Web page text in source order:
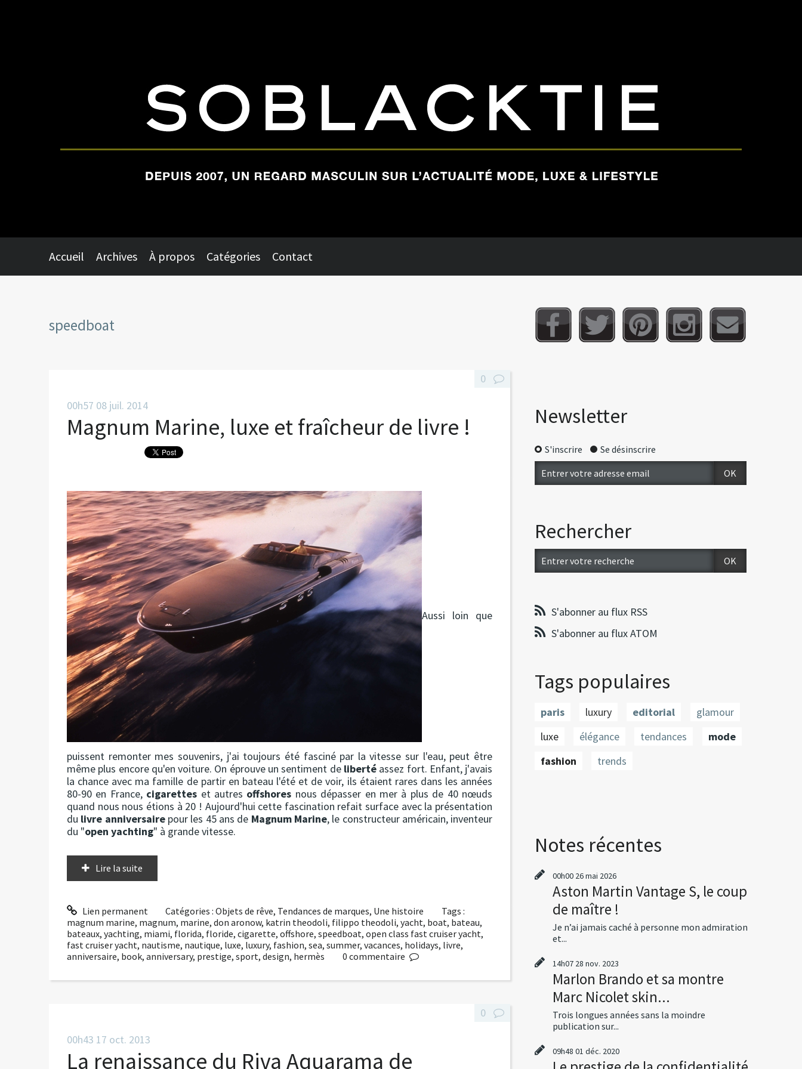
Accueil Archives À propos Catégories Contact
speedboat
00h57 08 juil. 2014
Magnum Marine, luxe et fraîcheur de livre !
Aussi loin que
puissent remonter mes souvenirs, j'ai toujours été fasciné par la vitesse sur l'eau, peut être
même plus encore qu'en voiture. On éprouve un sentiment de libertéassez fort. Enfant, j'avais
la chance avec ma famille de partir en bateau l'été et de voir, ils étaient rares dans les années
80-90 en France, cigarettes et autres offshores nous dépasser en mer à plus de 40 nœuds
quand nous nous étions à 20 ! Aujourd'hui cette fascination refait surface avec la présentation
du livre anniversairepour les 45 ans de Magnum Marine, le constructeur américain, inventeur
du "open yachting" à grande vitesse.
Lire la suite
Lien permanent Catégories :Objets de rêve, Tendances de marques, Une histoire
Tags :
magnum marine, magnum, marine, don aronow, katrin theodoli, filippo theodoli, yacht, boat, bateau,
bateaux, yachting, miami, florida, floride, cigarette, offshore, speedboat, open class fast cruiser yacht,
fast cruiser yacht, nautisme, nautique, luxe, luxury, fashion, sea, summer, vacances, holidays, livre,
anniversaire, book, anniversary, prestige, sport, design, hermès
0
0 commentaire
00h43 17 oct. 2013
La renaissance du Riva Aquarama de
0
Newsletter
S'inscrire Se désinscrire
Rechercher
S'abonner au flux RSS
S'abonner au flux ATOM
Tags populaires
paris luxury editorial
glamour
luxe
élégance tendances
mode
fashion
trends
Notes récentes
00h00 26mai 2026
Aston Martin Vantage S, le coup
de maître !
Je n’ai jamais caché à personne mon admiration
et...
14h07 28 nov. 2023
Marlon Brando et sa montre
Marc Nicolet skin...
Trois longues années sans la moindre
publication sur...
09h48 01 déc. 2020